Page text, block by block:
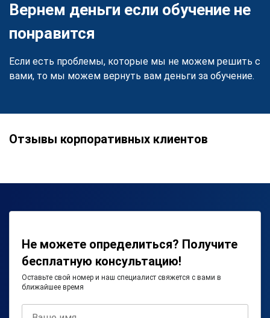
Вернем деньги если обучение не
понравится
Если есть проблемы, которые мы не можем решить с
вами, то мы можем вернуть вам деньги за обучение.
Отзывы корпоративных клиентов
Не можете определиться? Получите
бесплатную консультацию!
Оставьте свой номер и наш специалист свяжется с вами в
ближайшее время